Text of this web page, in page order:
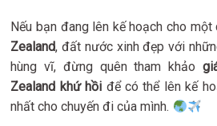
Nếu bạn đang lên kế hoạch cho một
Zealand, đất nước xinh đẹp với
hùng vĩ, đừng quên tham khảo
Zealand khứ hồi để có thể lên kế
nhất cho chuyến đi của mình.